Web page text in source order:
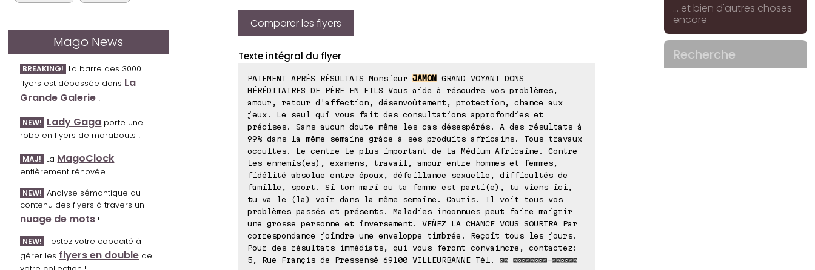
Mago News
BREAKING! La barre des 3000
flyers est dépassée dans La
Grande Galerie !
NEW! Lady Gaga porte une
robe en flyers de marabouts !
MAJ! La MagoClock
entièrement rénovée !
NEW! Analyse sémantique du
contenu des flyers à travers un
nuage de mots !
NEW! Testez votre capacité à
gérer les flyers en double de
Comparer les flyers
Texte intégral du flyer
PAIEMENT APRÈS RÉSULTATS Monsieur JAMON
GRAND VOYANT DONS
HÉRÉDITAIRES DE PÈRE EN FILS Vous aide à résoudre vos problèmes,
amour, retour d'affection, désenvoûtement, protection, chance aux
jeux. Le seul qui vous fait des consultations approfondies et
précises. Sans aucun doute même les cas désespérés. A des résultats à
99% dans la même semaine grâce à ses produits africains. Tous travaux
occultes. Le centre le plus important de la Médium Africaine. Contre
les ennemis(es), examens, travail, amour entre hommes et femmes,
fidélité absolue entre époux, défaillance sexuelle, difficultés de
famille, sport. Si ton marí ou ta femme est parti(e), tu viens ici,
tu va le (la) voir dans la même semaine. Cauris. Il voit tous vos
problèmes passés et présents. Maladies inconnues peut faire maigrir
une grosse personne et inversement. VEÑEZ LA CHANCE VOUS SOURIRA Par
correspondance joindre une enveloppe timbrée. Reçoit tous les jours.
Pour des résultats immédiats, qui vous feront convaincre, contactez:
5, Rue Françis de Pressensé 69100 VILLEURBANNE Tél. ⊠⊠ ⊠⊠⊠⊠⊠⊠⊠⊠-⊠⊠⊠⊠⊠⊠
... et bien d'autres choses
encore
Recherche